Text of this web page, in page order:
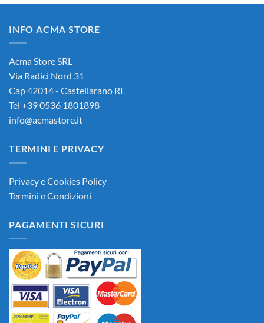
originale
90,00€.
attuale
INFO ACMA STORE
Acma Store SRL
Via Radici Nord 31
Cap 42014 - Castellarano RE
Tel +39 0536 1801898
info@acmastore.it
TERMINI E PRIVACY
Privacy e Cookies Policy
Termini e Condizioni
PAGAMENTI SICURI